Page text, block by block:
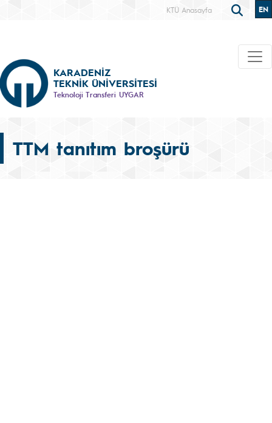
KTÜ Anasayfa EN
KARADENİZ
TEKNİK ÜNİVERSİTESİ
Teknoloji Transferi UYGAR
TTM tanıtım broşürü